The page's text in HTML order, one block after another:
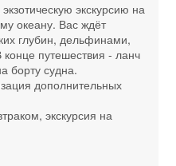
экскурсию на
океану. Вас ждёт
глубин, дельфинами,
путешествия - ланч
борту судна.
дополнительных
экскурсия на